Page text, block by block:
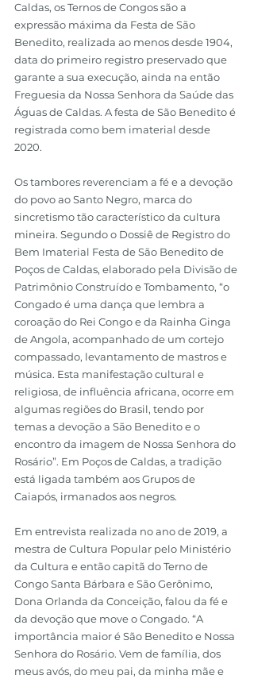
Caldas, os Ternos de Congos são a
expressão máxima da Festa de São
Benedito, realizada ao menos desde 1904,
data do primeiro registro preservado que
garante a sua execução, ainda na então
Freguesia da Nossa Senhora da Saúde das
Águas de Caldas. A festa de São Benedito é
registrada como bem imaterial desde
2020.
Os tambores reverenciam a fé e a devoção
do povo ao Santo Negro, marca do
sincretismo tão característico da cultura
mineira. Segundo o Dossiê de Registro do
Bem Imaterial Festa de São Benedito de
Poços de Caldas, elaborado pela Divisão de
Patrimônio Construído e Tombamento, “o
Congado é uma dança que lembra a
coroação do Rei Congo e da Rainha Ginga
de Angola, acompanhado de um cortejo
compassado, levantamento de mastros e
música. Esta manifestação cultural e
religiosa, de influência africana, ocorre em
algumas regiões do Brasil, tendo por
temas a devoção a São Benedito e o
encontro da imagem de Nossa Senhora do
Rosário”. Em Poços de Caldas, a tradição
está ligada também aos Grupos de
Caiapós, irmanados aos negros.
Em entrevista realizada no ano de 2019, a
mestra de Cultura Popular pelo Ministério
da Cultura e então capitã do Terno de
Congo Santa Bárbara e São Gerônimo,
Dona Orlanda da Conceição, falou da fé e
da devoção que move o Congado. “A
importância maior é São Benedito e Nossa
Senhora do Rosário. Vem de família, dos
meus avós, do meu pai, da minha mãe e